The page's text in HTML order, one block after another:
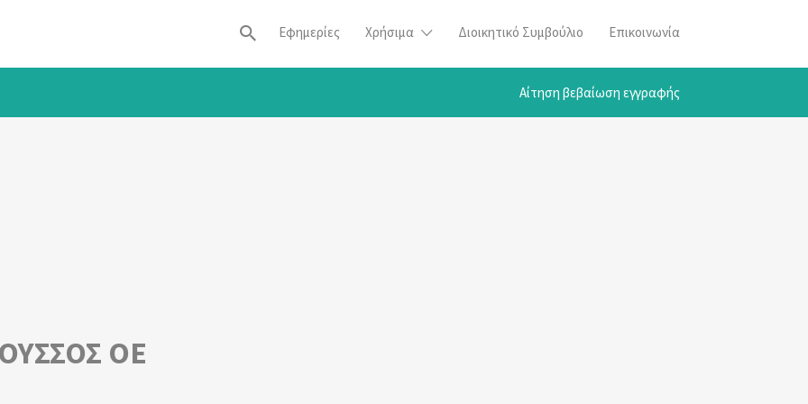
Εφημερίες Χρήσιμα Διοικητικό Συμβούλιο Επικοινωνία
Αίτηση βεβαίωση εγγραφής
ΟΕ